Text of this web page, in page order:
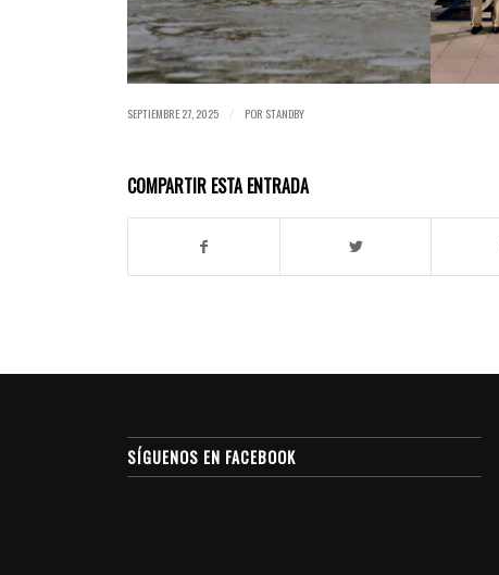
SEPTIEMBRE 27, 2025 / POR STANDBY
COMPARTIR ESTA ENTRADA
SÍGUENOS EN FACEBOOK